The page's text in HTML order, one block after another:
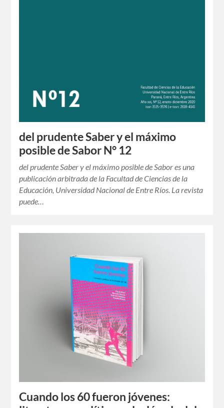
del prudente Saber y el máximo
posible de Sabor N° 12
del prudente Saber y el máximo posible de Sabor es una
publicación arbitrada de la Facultad de Ciencias de la
Educación, Universidad Nacional de Entre Ríos. La revista
puede…
Cuando los 60 fueron jóvenes: